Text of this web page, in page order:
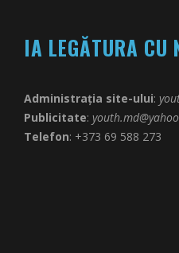
IA LEGĂTURA CU
Administrația site-ului:
Publicitate:
Telefon: +373 69 588 273